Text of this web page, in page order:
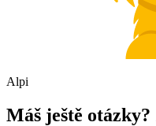
Alpi
Máš ještě